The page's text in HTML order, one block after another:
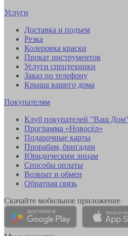
Услуги
Доставка и подъем
Резка
Колеровка краски
Прокат инструментов
Услуги спецтехники
Заказ по телефону
Крыша вашего дома
Покупателям
Клуб покупателей "Ваш Дом"
Программа «Новосёл»
Подарочные карты
Прорабам, бригадам
Юридическим лицам
Способы оплаты
Возврат и обмен
Обратная связь
Скачайте мобильное приложение